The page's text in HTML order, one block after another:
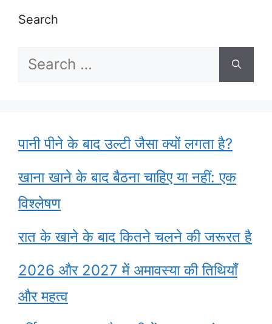
Search
Search
पानी पीने के बाद उल्टी जैसा क्यों लगता है?
खाना खाने के बाद बैठना चाहिए या नहीं: एक
विश्लेषण
रात के खाने के बाद कितने चलने की जरूरत है
2026 और 2027 में अमावस्या की तिथियाँ
और महत्व